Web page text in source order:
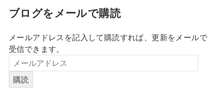
ブログをメールで購読
メールアドレスを記入して購読すれば、更新をメールで
受信できます。
購読